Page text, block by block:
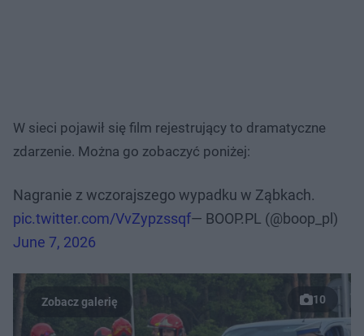
W sieci pojawił się film rejestrujący to dramatyczne
zdarzenie. Można go zobaczyć poniżej:
Nagranie z wczorajszego wypadku w Ząbkach.
pic.twitter.com/VvZypzssqf— BOOP.PL (@boop_pl)
June 7, 2026
10